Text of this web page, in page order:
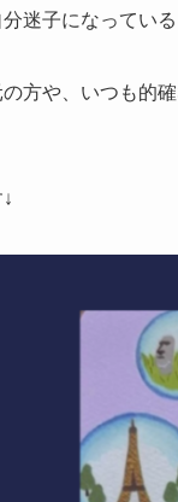
迷子になっている
方や、いつも的